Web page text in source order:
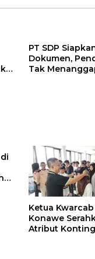
PT SDP
Dokumen,
Tak
Ketua Kwarcab
Konawe
Atribut